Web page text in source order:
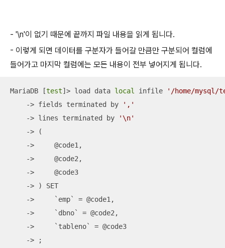
- '\n'이 없기 때문에 끝까지 파일 내용을 읽게 됩니다.
- 이렇게 되면 데이터를 구분자가 들어갈 만큼만 구분되어 컬럼에
들어가고 마지막 컬럼에는 모든 내용이 전부 넣어지게 됩니다.
MariaDB [test]> load data local infile
'/home/
    -> fields terminated by
','
    -> lines terminated by
'\n'
    -> (
    ->     @code1,
    ->     @code2,
    ->     @code3
    -> ) SET
    ->     `emp` = @code1,
    ->     `dbno` = @code2,
    ->     `tableno` = @code3
    -> ;